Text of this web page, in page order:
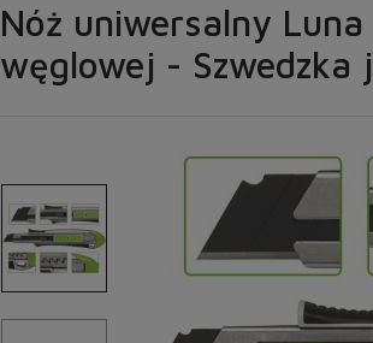
Nóż uniwersalny
węglowej - Szwedzka